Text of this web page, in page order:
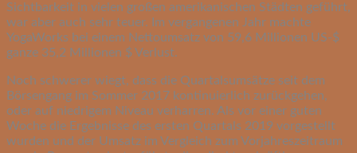
Sichtbarkeit in vielen großen amerikanischen Städten geführt,
war aber auch sehr teuer. Im vergangenen Jahr machte
YogaWorks bei einem Nettoumsatz von 59,6 Millionen US-$
ganze 35,2 Millionen $ Verlust.
Noch schwerer wiegt, dass die Quartalsumsätze seit dem
Börsengang im Sommer 2017 kontinuierlich zurückgehen,
oder auf niedrigem Niveau verharren. Als vor einer guten
Woche die Ergebnisse des ersten Quartals 2019 vorgestellt
wurden und der Umsatz im Vergleich zum Vorjahreszeitraum